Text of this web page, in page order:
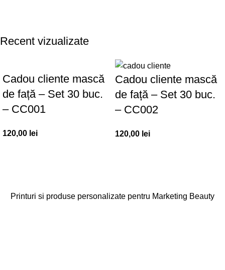
Recent vizualizate
Cadou cliente mască
de față – Set 30 buc.
– CC001
120,00 lei
Cadou cliente mască
de față – Set 30 buc.
– CC002
120,00 lei
Printuri si produse personalizate pentru Marketing Beauty